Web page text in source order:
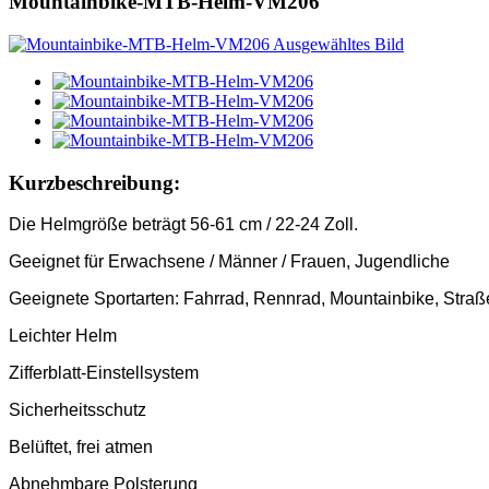
Kurzbeschreibung:
Die Helmgröße beträgt 56-61 cm / 22-24 Zoll.
Geeignet für Erwachsene / Männer / Frauen, Jugendliche
Geeignete Sportarten: Fahrrad, Rennrad, Mountainbike,
Leichter Helm
Zifferblatt-Einstellsystem
Sicherheitsschutz
Belüftet, frei atmen
Abnehmbare Polsterung